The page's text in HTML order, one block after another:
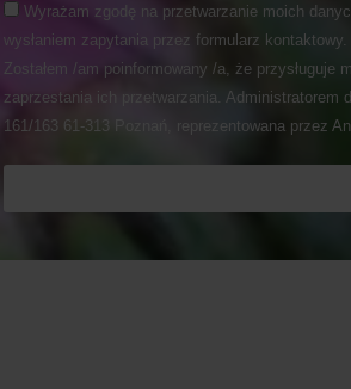
Wyrażam zgodę na przetwarzanie moich
wysłaniem zapytania przez formularz
Zostałem /am poinformowany /a, że
zaprzestania ich przetwarzania. Administratorem
161/163 61-313 Poznań, reprezentowana przez